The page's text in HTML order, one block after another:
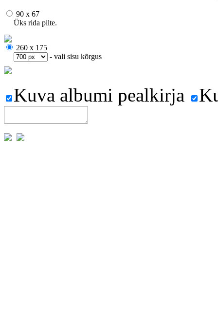
90 x 67
Üks rida pilte.
260 x 175
- vali sisu kõrgus
Kuva albumi pealkirja